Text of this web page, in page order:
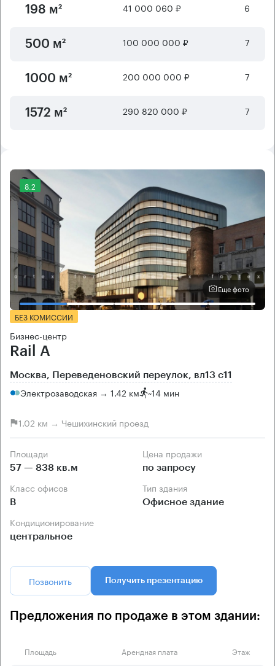
198 м² 41 000 060 ₽ 6
500 м² 100 000 000 ₽ 7
1000 м² 200 000 000 ₽ 7
1572 м² 290 820 000 ₽ 7
8.2
Еще фото
БЕЗ КОМИССИИ
Бизнес-центр
Rail A
Москва, Переведеновский переулок, вл13 с11
Электрозаводская → 1.42 км ~14 мин
1.02 км → Чешихинский проезд
Площади
57 — 838 кв.м
Цена продажи
по запросу
Класс офисов
B
Тип здания
Офисное здание
Кондиционирование
центральное
Позвонить Получить презентацию
Предложения по продаже в этом здании:
Площадь Арендная плата Этаж